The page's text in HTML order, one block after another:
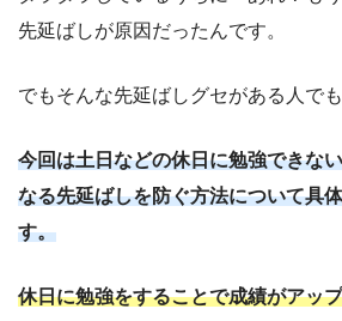
先延ばしが原因だったんです。
でもそんな先延ばしグセがある人でも
今回は土日などの休日に勉強できな
なる先延ばしを防ぐ方法について具
す。
休日に勉強をすることで成績がアッ